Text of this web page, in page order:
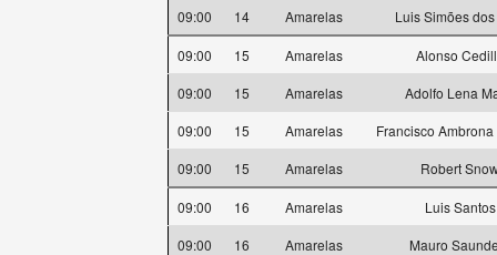
09:00
14 Amarelas Luis Simões
09:00 15 Amarelas
Alonso
09:00
15 Amarelas
Adolfo Lena
09:00
15 Amarelas
Francisco
09:00
15 Amarelas Robert
09:00 16 Amarelas
Luis Santos
09:00
16 Amarelas
Mauro